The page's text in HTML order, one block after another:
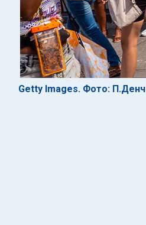
Getty Images. Фото: П.Денч